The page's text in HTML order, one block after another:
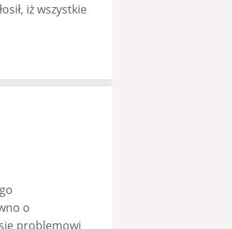
iż wszystkie
o
problemowi